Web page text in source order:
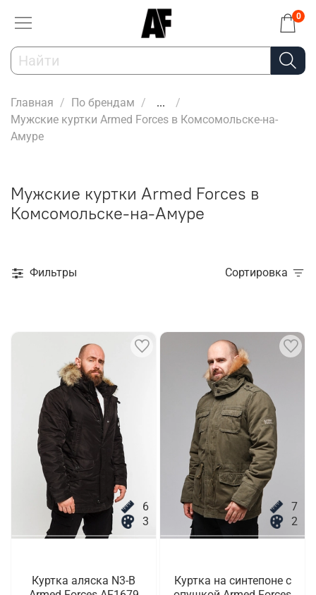
0
Главная По брендам
...
Мужские куртки Armed Forces в Комсомольске-на-
Амуре
Мужские куртки Armed Forces в
Комсомольске-на-Амуре
Фильтры Сортировка
6
3
Куртка аляска N3-B
7
2
Куртка на синтепоне с